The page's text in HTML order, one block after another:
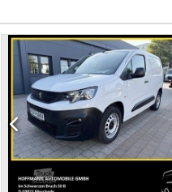
dyzelinas, Įranga:ABS, borto
sistema, kruizo kontrolė,
jutikliai, stumdomos durys,